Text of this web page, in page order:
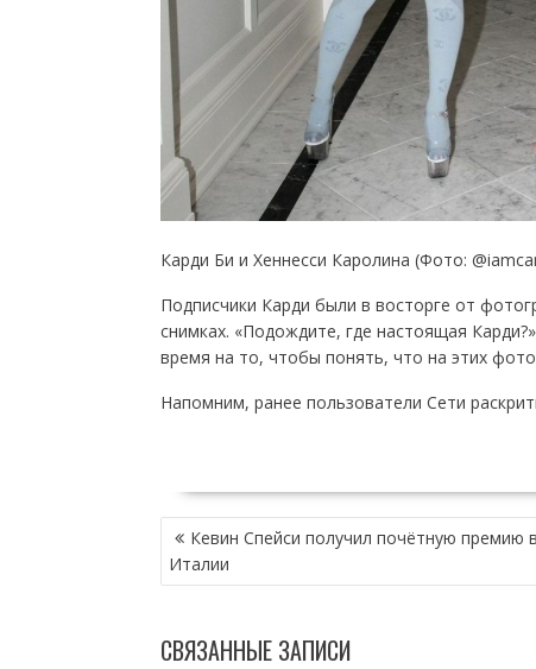
Карди Би и Хеннесси Каролина (Фото:
Подписчики Карди были в восторге от
снимках. «Подождите, где настоящая
время на то, чтобы понять, что на этих
Напомним, ранее пользователи Сети
НАВИГАЦИЯ
ПО
ЗАПИСЯМ
Кевин Спейси получил почётную премию в
Италии
СВЯЗАННЫЕ ЗАПИСИ